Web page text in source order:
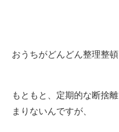
おうちがどんどん整理整頓
もともと、定期的な断捨
まりないんですが、